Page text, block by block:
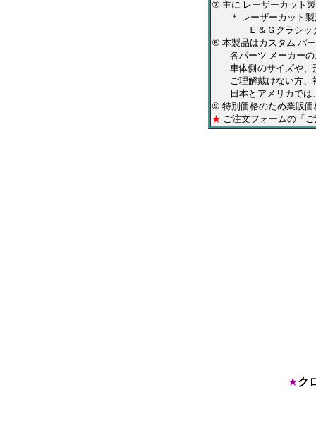
⑦ 主に レーザーカット
＊ レーザーカット製
Ｅ＆Ｇクラシックス
⑧ 本製品はカスタム パ
各パーツ メーカーの
車体側のサイズや、形
ご理解戴けない方、
日本とアメリカでは、
⑨ 特別価格のため業販
★ ご注文フォームの「
★ク